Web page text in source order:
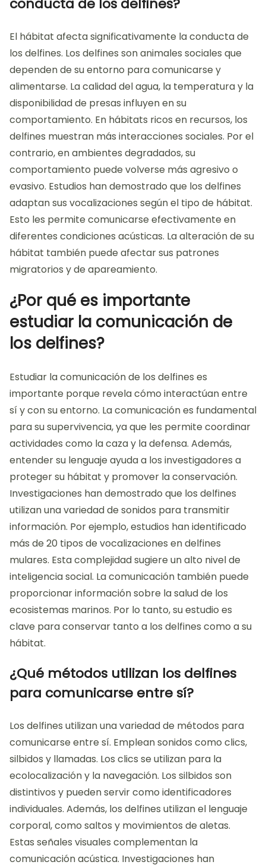
conducta de los delfines?
El hábitat afecta significativamente la conducta de
los delfines. Los delfines son animales sociales que
dependen de su entorno para comunicarse y
alimentarse. La calidad del agua, la temperatura y la
disponibilidad de presas influyen en su
comportamiento. En hábitats ricos en recursos, los
delfines muestran más interacciones sociales. Por el
contrario, en ambientes degradados, su
comportamiento puede volverse más agresivo o
evasivo. Estudios han demostrado que los delfines
adaptan sus vocalizaciones según el tipo de hábitat.
Esto les permite comunicarse efectivamente en
diferentes condiciones acústicas. La alteración de su
hábitat también puede afectar sus patrones
migratorios y de apareamiento.
¿Por qué es importante
estudiar la comunicación de
los delfines?
Estudiar la comunicación de los delfines es
importante porque revela cómo interactúan entre
sí y con su entorno. La comunicación es fundamental
para su supervivencia, ya que les permite coordinar
actividades como la caza y la defensa. Además,
entender su lenguaje ayuda a los investigadores a
proteger su hábitat y promover la conservación.
Investigaciones han demostrado que los delfines
utilizan una variedad de sonidos para transmitir
información. Por ejemplo, estudios han identificado
más de 20 tipos de vocalizaciones en delfines
mulares. Esta complejidad sugiere un alto nivel de
inteligencia social. La comunicación también puede
proporcionar información sobre la salud de los
ecosistemas marinos. Por lo tanto, su estudio es
clave para conservar tanto a los delfines como a su
hábitat.
¿Qué métodos utilizan los delfines
para comunicarse entre sí?
Los delfines utilizan una variedad de métodos para
comunicarse entre sí. Emplean sonidos como clics,
silbidos y llamadas. Los clics se utilizan para la
ecolocalización y la navegación. Los silbidos son
distintivos y pueden servir como identificadores
individuales. Además, los delfines utilizan el lenguaje
corporal, como saltos y movimientos de aletas.
Estas señales visuales complementan la
comunicación acústica. Investigaciones han